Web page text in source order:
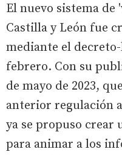
El nuevo sistema
Castilla y León fue
mediante el decreto-
febrero. Con su
de mayo de 2023,
anterior regulación
ya se propuso crear
para animar a los